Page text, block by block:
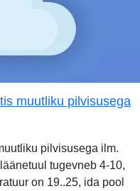
muutliku pilvisusega
pilvisusega ilm.
tugevneb 4-10,
on 19..25, ida pool